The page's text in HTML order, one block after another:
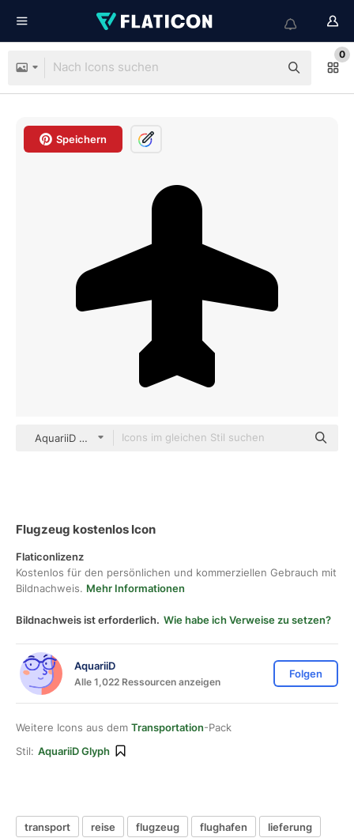
0
Speichern
AquariiD Glyph
Flugzeug kostenlos Icon
Flaticonlizenz
Kostenlos für den persönlichen und kommerziellen Gebrauch mit
Bildnachweis. Mehr Informationen
Bildnachweis ist erforderlich. Wie habe ich Verweise zu setzen?
AquariiD
Alle 1,022 Ressourcen anzeigen
Folgen
Weitere Icons aus dem Transportation-Pack
Stil: AquariiD Glyph
transport reise flugzeug flughafen
lieferung